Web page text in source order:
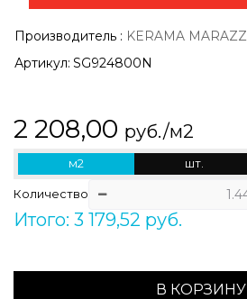
Производитель : KERAMA MARAZZI
Артикул: SG924800N
2 208,00 руб./м2
м2 шт.
Количество
Итого: 3 179,52 руб.
В КОРЗИНУ